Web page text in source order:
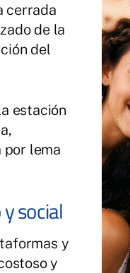
cerrada
de la
del
estación
por lema
social
y
y